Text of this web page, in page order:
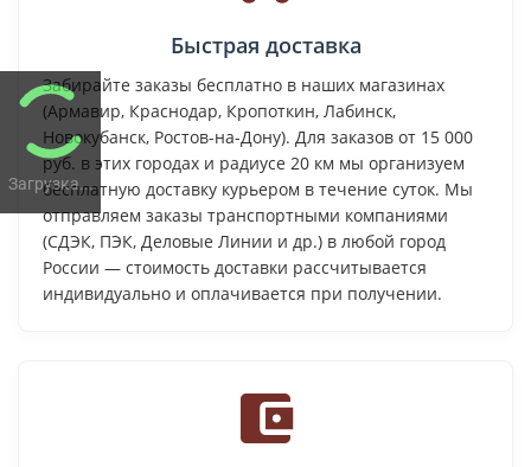
Загрузка...
Быстрая доставка
Забирайте заказы бесплатно в наших магазинах
(Армавир, Краснодар, Кропоткин, Лабинск,
Новокубанск, Ростов-на-Дону). Для заказов от 15 000
руб. в этих городах и радиусе 20 км мы организуем
бесплатную доставку курьером в течение суток. Мы
отправляем заказы транспортными компаниями
(СДЭК, ПЭК, Деловые Линии и др.) в любой город
России — стоимость доставки рассчитывается
индивидуально и оплачивается при получении.